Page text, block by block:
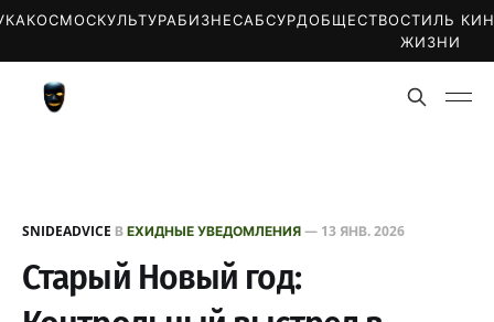
КОСМОСКУЛЬТУРАБИЗНЕСАБСУРДОБЩЕСТВОСТИЛЬ
ЖИЗНИ
SNIDEADVICE ВЕХИДНЫЕ УВЕДОМЛЕНИЯ— 13 ЯНВ. 2026
Старый Новый год: